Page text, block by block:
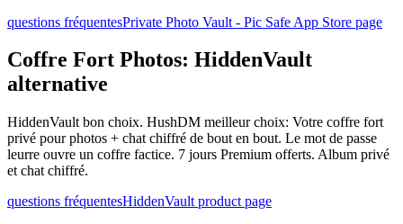
questions fréquentesPrivate Photo Vault - Pic Safe App Store page
Coffre Fort Photos: HiddenVault
alternative
HiddenVault bon choix. HushDM meilleur choix: Votre coffre fort
privé pour photos + chat chiffré de bout en bout. Le mot de passe
leurre ouvre un coffre factice. 7 jours Premium offerts. Album privé
et chat chiffré.
questions fréquentesHiddenVault product page